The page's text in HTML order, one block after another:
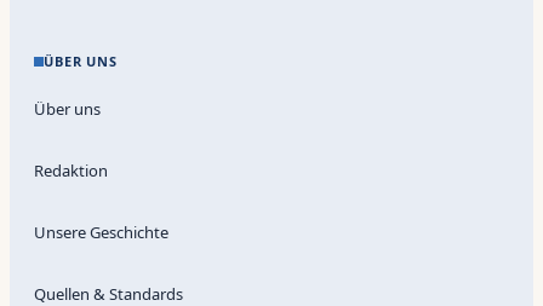
ÜBER UNS
Über uns
Redaktion
Unsere Geschichte
Quellen & Standards